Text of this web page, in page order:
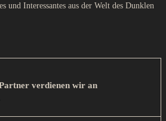
und Interessantes aus der Welt des Dunklen
verdienen wir an